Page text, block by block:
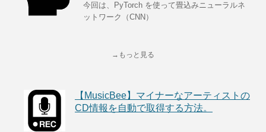
今回は、PyTorch を使って畳込みニューラルネ
ットワーク（CNN）
→もっと見る
【MusicBee】マイナーなアーティストの
CD情報を自動で取得する方法。